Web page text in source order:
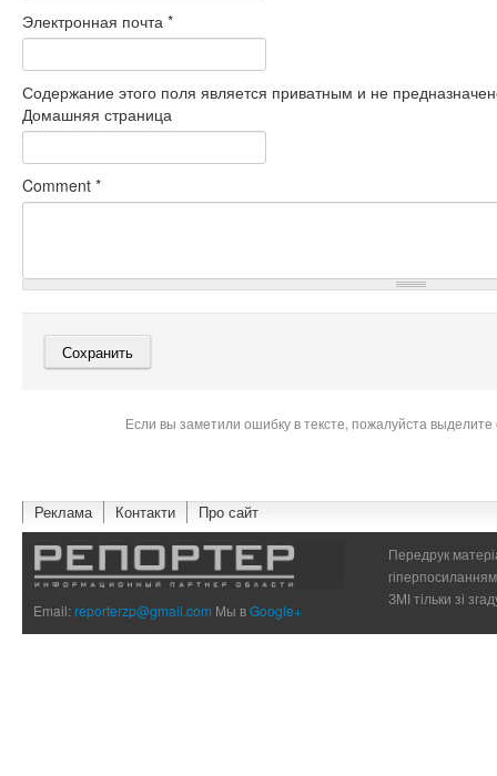
Электронная почта *
Содержание этого поля является приватным и не
Домашняя страница
Comment *
Если вы заметили ошибку в тексте, пожалуйста
Реклама Контакти Про сайт
Email:reporterzp@gmail.com Мы вGoogle+
Передрук
ЗМІ тільки зі